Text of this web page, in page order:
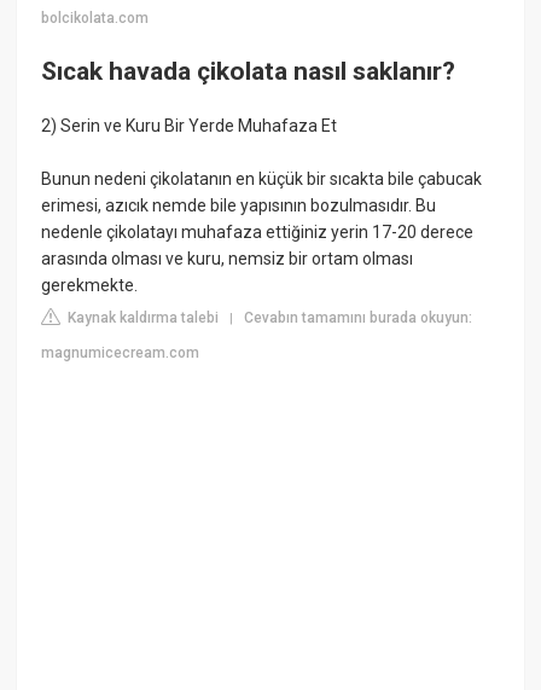
bolcikolata.com
Sıcak havada çikolata nasıl saklanır?
2) Serin ve Kuru Bir Yerde Muhafaza Et
Bunun nedeni çikolatanın en küçük bir sıcakta bile çabucak
erimesi, azıcık nemde bile yapısının bozulmasıdır. Bu
nedenle çikolatayı muhafaza ettiğiniz yerin 17-20 derece
arasında olması ve kuru, nemsiz bir ortam olması
gerekmekte.
Kaynak kaldırma talebi |Cevabın tamamını burada okuyun:
magnumicecream.com